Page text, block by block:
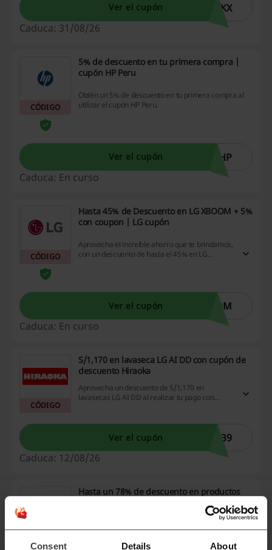
Consent Details About
Ver el cupón
DKX
Caduca: 31/08/26
CÓDIGO
5% de descuento en tu primera compra |
cupón HP Peru
Obtén un 5% de descuento en tu primera compra al
utilizar el cupón HP Peru.
Ver el cupón
OHP
Caduca: En curso
CÓDIGO
Hasta 45% de Descuento en LG XBOOM + 5%
con coupon | LG cupón
Aprovecha el increíble ahorro que te brindamos,
con un descuento de hasta el 45% en LG
Ver el cupón
OOM
Caduca: En curso
CÓDIGO
S/1,170 en lavaseca LG AI DD con cupón de
descuento Hiraoka
Aprovecha un descuento de S/1,170 en
lavasecas LG AI DD al realizar tu pago con
Ver el cupón
839
Caduca: 12/08/26
Hasta un 78% de descuento en productos
Aprovecha descuentos de hasta un 78% en productos
seleccionados, además de recibir envío gratuito.